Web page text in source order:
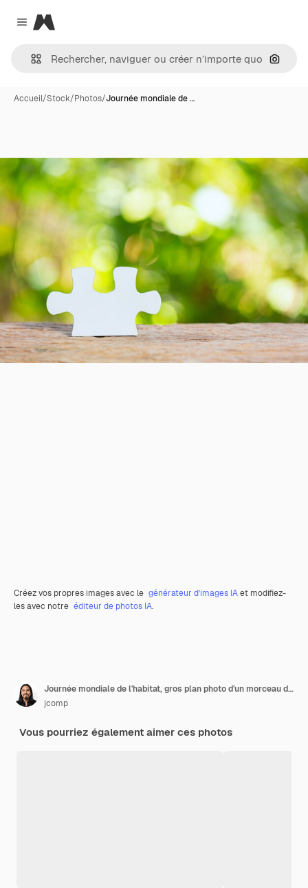
Close menu
Magnific
Accueil/Stock/Photos/Journée mondiale de …
Créez vos propres images avec le générateur d’images IAet modifiez-
les avec notre éditeur de photos IA.
Journée mondiale de l'habitat, gros plan photo d'un morceau de puzzle blanc
jcomp
Vous pourriez également aimer ces photos